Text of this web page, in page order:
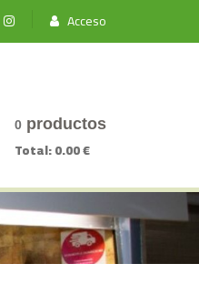
Acceso
0 productos
Total:0.00 €